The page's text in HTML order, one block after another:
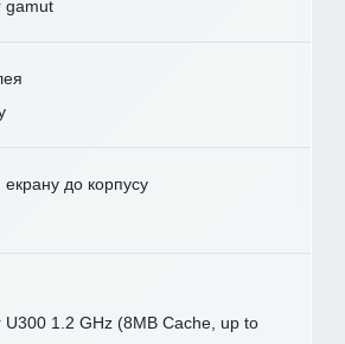
gamut
до корпусу
1.2 GHz (8MB Cache, up to